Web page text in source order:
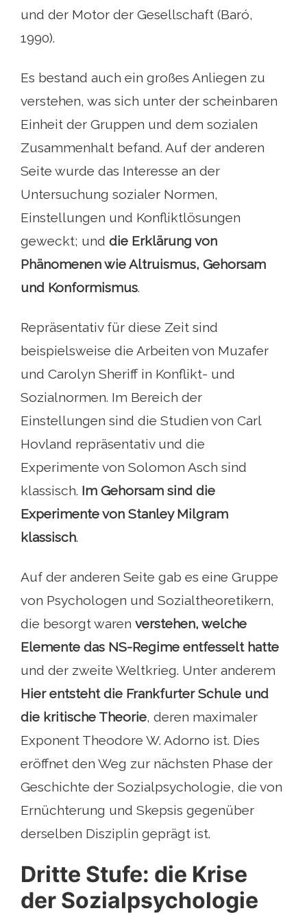
und der Motor der Gesellschaft (Baró,
1990).
Es bestand auch ein großes Anliegen zu
verstehen, was sich unter der scheinbaren
Einheit der Gruppen und dem sozialen
Zusammenhalt befand. Auf der anderen
Seite wurde das Interesse an der
Untersuchung sozialer Normen,
Einstellungen und Konfliktlösungen
geweckt; und die Erklärung von
Phänomenen wie Altruismus, Gehorsam
und Konformismus.
Repräsentativ für diese Zeit sind
beispielsweise die Arbeiten von Muzafer
und Carolyn Sheriff in Konflikt- und
Sozialnormen. Im Bereich der
Einstellungen sind die Studien von Carl
Hovland repräsentativ und die
Experimente von Solomon Asch sind
klassisch. Im Gehorsam sind die
Experimente von Stanley Milgram
klassisch.
Auf der anderen Seite gab es eine Gruppe
von Psychologen und Sozialtheoretikern,
die besorgt waren verstehen, welche
Elemente das NS-Regime entfesselt hatte
und der zweite Weltkrieg. Unter anderem
Hier entsteht die Frankfurter Schule und
die kritische Theorie, deren maximaler
Exponent Theodore W. Adorno ist. Dies
eröffnet den Weg zur nächsten Phase der
Geschichte der Sozialpsychologie, die von
Ernüchterung und Skepsis gegenüber
derselben Disziplin geprägt ist.
Dritte Stufe: die Krise
der Sozialpsychologie